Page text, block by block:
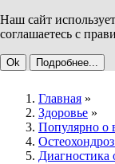
Наш сайт
соглашаетесь с
Ok Подробнее...
Главная »
Здоровье »
Популярно о
Диагностика